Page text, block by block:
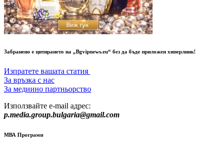
Забранено е цитирането на „Bgvipnews.eu“ без да бъде приложен хиперлинк!
Изпратете вашата статия
За връзка с нас
За медиино партньорство
Използвайте e-mail адрес:
p.media.group.bulgaria@gmail.com
МВА Програми